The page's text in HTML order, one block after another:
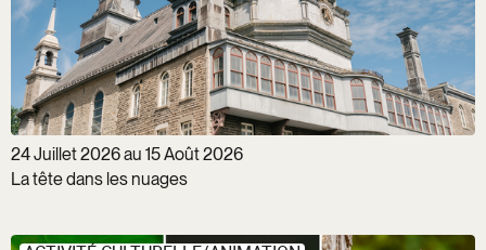
24 Juillet 2026 au 15 Août 2026
La tête dans les nuages